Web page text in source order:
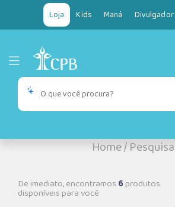
Loja Kids Maná Divulgador
Home/Pesquisa
De imediato, encontramos 6produtos
disponíveis para você